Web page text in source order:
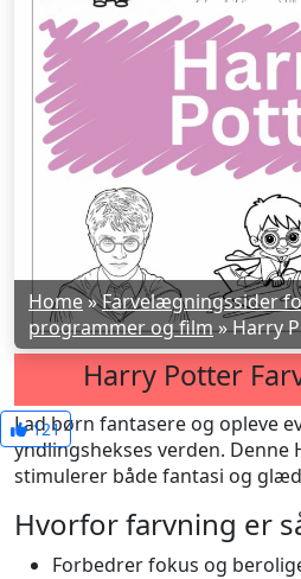
Home»Farvelægningssider
programmer og film»Harry
Harry Potter
121
Lad børn fantasere og opleve
yndlingshekses verden. Denne
stimulerer både fantasi og
Hvorfor farvning er
Forbedrer fokus og